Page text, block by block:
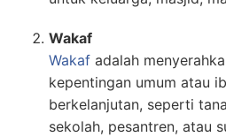
Wakaf
Wakaf adalah
kepentingan umum atau
berkelanjutan, seperti
sekolah, pesantren, atau